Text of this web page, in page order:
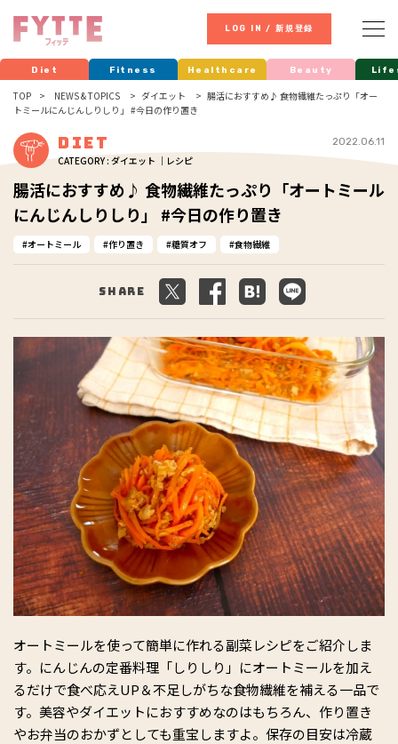
LOG IN / 新規登録
Diet Fitness Healthcare Beauty
TOP NEWS & TOPICS ダイエット
腸活におすすめ♪ 食物繊維たっぷり「オー
トミールにんじんしりしり」 #今日の作り置き
Diet
CATEGORY : ダイエット ｜レシピ
2022.06.11
腸活におすすめ♪ 食物繊維たっぷり「オートミール
にんじんしりしり」 #今日の作り置き
オートミール 作り置き 糖質オフ 食物繊維
Share
オートミールを使って簡単に作れる副菜レシピをご紹介しま
す。にんじんの定番料理「しりしり」にオートミールを加え
るだけで食べ応えUP＆不足しがちな食物繊維を補える一品で
す。美容やダイエットにおすすめなのはもちろん、作り置き
やお弁当のおかずとしても重宝しますよ。保存の目安は冷蔵